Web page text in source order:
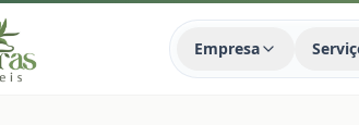
Empresa